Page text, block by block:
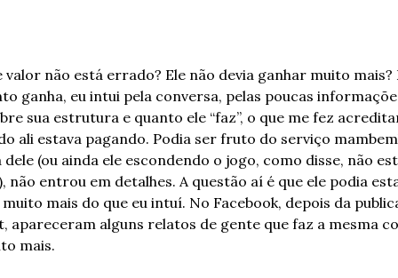
valor não está errado? Ele não devia ganhar muito mais?
ganha, eu intui pela conversa, pelas poucas
sua estrutura e quanto ele “faz”, o que me fez
ali estava pagando. Podia ser fruto do serviço
(ou ainda ele escondendo o jogo, como disse, não
não entrou em detalhes. A questão aí é que ele podia
mais do que eu intuí. No Facebook, depois da
apareceram alguns relatos de gente que faz a mesma
mais.